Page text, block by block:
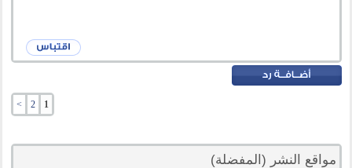
1
2
>
مواقع النشر (المفضلة)